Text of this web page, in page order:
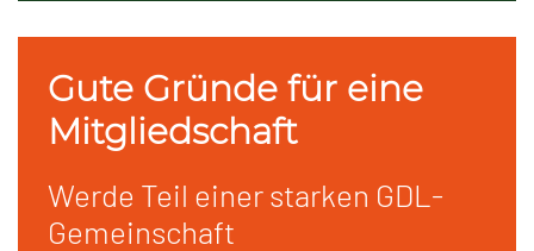
Gute Gründe für eine
Mitgliedschaft
Werde Teil einer starken GDL-
Gemeinschaft